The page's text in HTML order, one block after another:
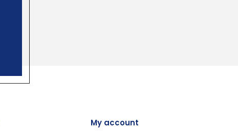
My account